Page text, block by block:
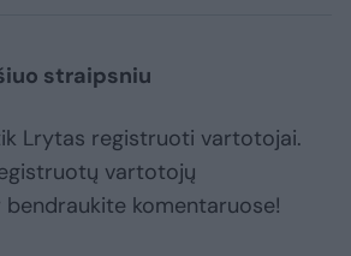
straipsniu
Lrytas registruoti vartotojai.
vartotojų
komentaruose!